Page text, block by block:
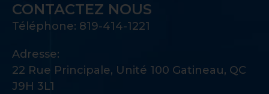
CONTACTEZ NOUS
Téléphone: 819-414-1221
Adresse:
22 Rue Principale, Unité 100 Gatineau, QC
J9H 3L1